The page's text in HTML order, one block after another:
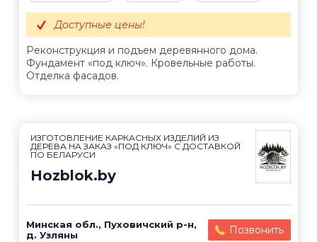
Реконструкция и подъем деревянного дома.
Фундамент «под ключ». Кровельные работы.
Отделка фасадов.
Доступные цены!
ИЗГОТОВЛЕНИЕ КАРКАСНЫХ ИЗДЕЛИЙ ИЗ
ДЕРЕВА НА ЗАКАЗ «ПОД КЛЮЧ» С ДОСТАВКОЙ
ПО БЕЛАРУСИ
Hozblok.by
Минская обл., Пуховичский р-н,
д. Узляны
Позвонить